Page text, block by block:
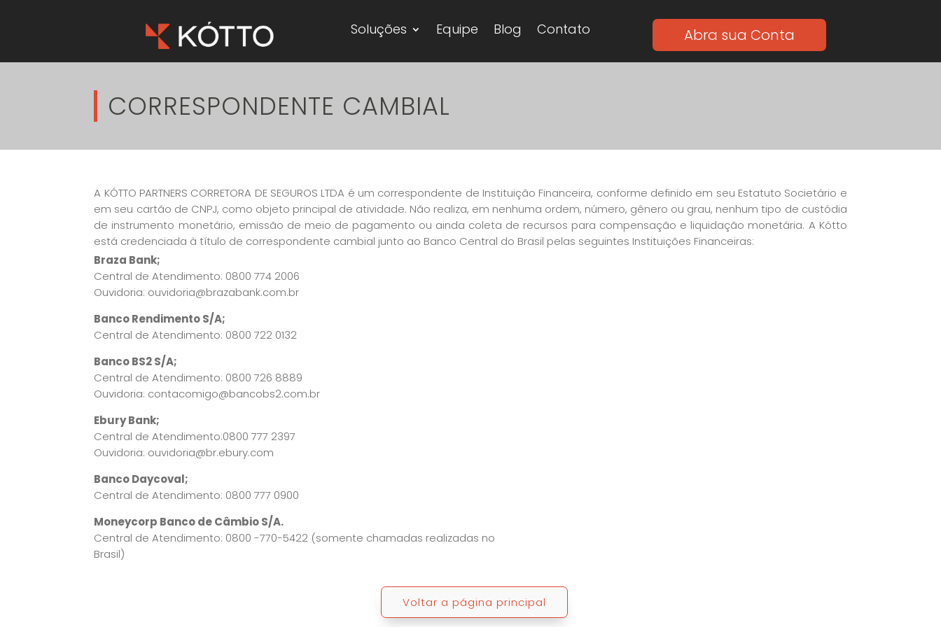
Soluções Equipe Blog Contato Abra sua Conta
CORRESPONDENTE CAMBIAL
A KÓTTO PARTNERS CORRETORA DE SEGUROS LTDA é um correspondente de Instituição Financeira, conforme definido em seu Estatuto Societário e
em seu cartão de CNPJ, como objeto principal de atividade. Não realiza, em nenhuma ordem, número, gênero ou grau, nenhum tipo de custódia
de instrumento monetário, emissão de meio de pagamento ou ainda coleta de recursos para compensação e liquidação monetária. A Kótto
está credenciada à título de correspondente cambial junto ao Banco Central do Brasil pelas seguintes Instituições Financeiras:
Braza Bank;
Central de Atendimento: 0800 774 2006
Ouvidoria: ouvidoria@brazabank.com.br
Banco Rendimento S/A;
Central de Atendimento: 0800 722 0132
Banco BS2 S/A;
Central de Atendimento: 0800 726 8889
Ouvidoria: contacomigo@bancobs2.com.br
Ebury Bank;
Central de Atendimento:0800 777 2397
Ouvidoria: ouvidoria@br.ebury.com
Banco Daycoval;
Central de Atendimento: 0800 777 0900
Moneycorp Banco de Câmbio S/A.
Central de Atendimento: 0800 -770-5422 (somente chamadas realizadas no
Brasil)
Voltar a página principal